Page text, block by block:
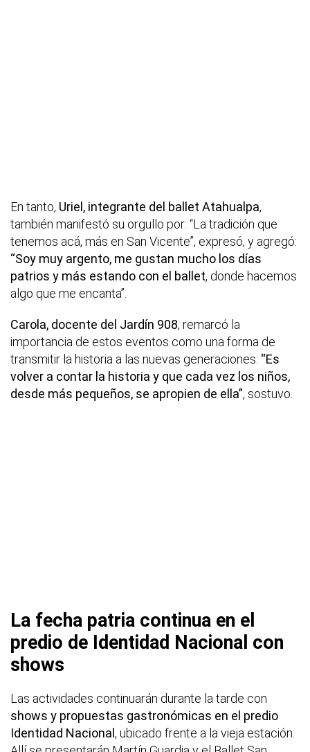
En tanto, Uriel, integrante del ballet Atahualpa,
también manifestó su orgullo por: “La tradición que
tenemos acá, más en San Vicente”, expresó, y agregó:
“Soy muy argento, me gustan mucho los días
patrios y más estando con el ballet, donde hacemos
algo que me encanta”.
Carola, docente del Jardín 908, remarcó la
importancia de estos eventos como una forma de
transmitir la historia a las nuevas generaciones: “Es
volver a contar la historia y que cada vez los niños,
desde más pequeños, se apropien de ella”, sostuvo.
La fecha patria continua en el
predio de Identidad Nacional con
shows
Las actividades continuarán durante la tarde con
shows y propuestas gastronómicas en el predio
Identidad Nacional , ubicado frente a la vieja estación.